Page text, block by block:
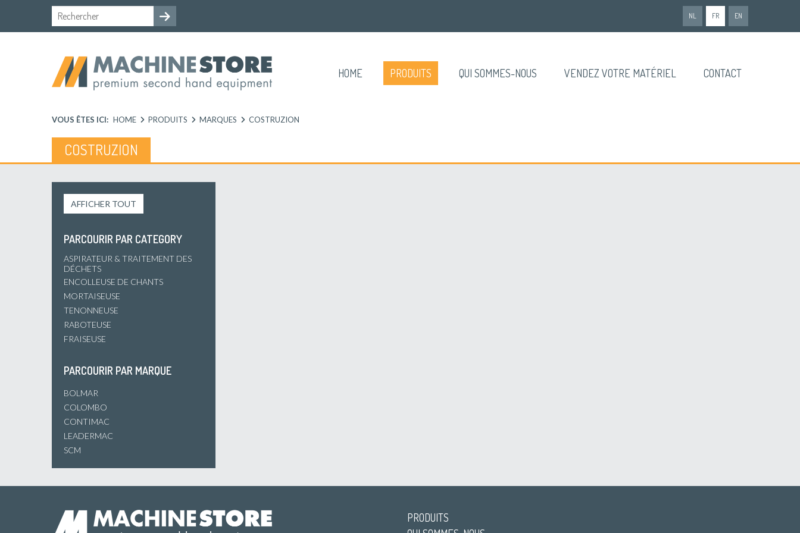
NL FR EN
HOME PRODUITS QUI SOMMES-NOUS VENDEZ VOTRE MATÉRIEL CONTACT
VOUS ÊTES ICI: HOME PRODUITS MARQUES COSTRUZION
COSTRUZION
AFFICHER TOUT
PARCOURIR PAR CATEGORY
ASPIRATEUR & TRAITEMENT DES
DÉCHETS
ENCOLLEUSE DE CHANTS
MORTAISEUSE
TENONNEUSE
RABOTEUSE
FRAISEUSE
PARCOURIR PAR MARQUE
BOLMAR
COLOMBO
CONTIMAC
LEADERMAC
SCM
PRODUITS